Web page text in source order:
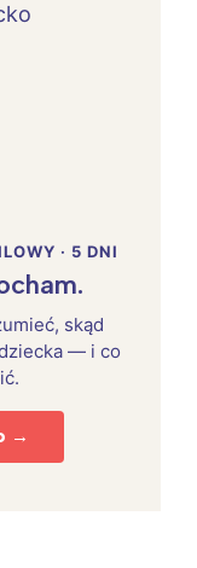
· 5 DNI
skąd
— i co
→